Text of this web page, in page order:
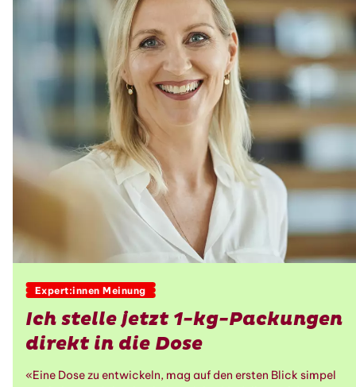
Expert:innen Meinung
Ich stelle jetzt 1-kg-Packungen
direkt in die Dose
«Eine Dose zu entwickeln, mag auf den ersten Blick simpel